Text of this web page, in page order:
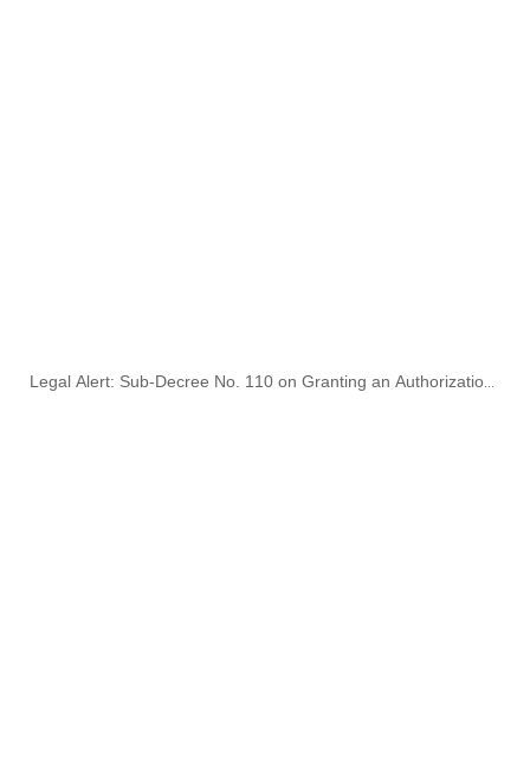
Legal Alert: Sub-Decree No. 110 on Granting an Authorization